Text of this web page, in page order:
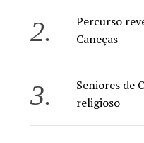
Percurso
Caneças
Seniores de
religioso